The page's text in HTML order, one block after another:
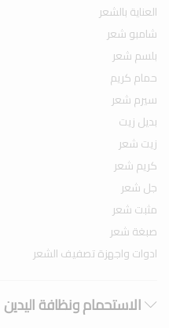
العناية بالشعر
شامبو شعر
بلسم شعر
حمام كريم
سيرم شعر
بديل زيت
زيت شعر
كريم شعر
جل شعر
مثبت شعر
صبغة شعر
ادوات واجهزة تصفيف الشعر
الاستحمام ونظافة اليدين